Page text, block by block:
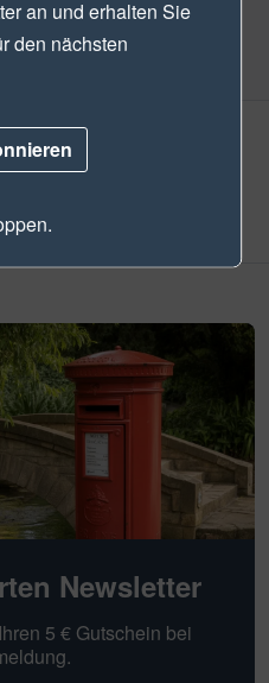
Newsletter
5 € Gutschein bei
an und erhalten Sie
den nächsten